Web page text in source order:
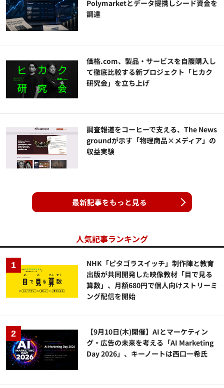
Polymarketとデータ提携しシード資金を
調達
価格.com、製品・サービスを自腹購入し
て徹底比較する新プロジェクト「ヒカク
研究会」を立ち上げ
調査報道をコーヒーで支える、The News
groundが示す「物理商品×メディア」の
収益実験
最新記事をもっと見る
人気記事ランキング
NHK「ピタゴラスイッチ」制作陣と教育
出版が共同開発した映像教材「目で見る
算数」、月額680円で個人向けストリーミ
ング配信を開始
【9月10日(木)開催】AIとマーケティン
グ・広告の未来を考える「AI Marketing
Day 2026」、キーノートは西口一希氏